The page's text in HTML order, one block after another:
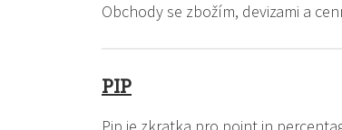
Obchody se zbožím, devizami a
PIP